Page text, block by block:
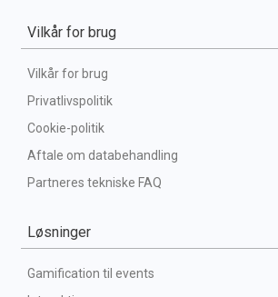
Vilkår for brug
Vilkår for brug
Privatlivspolitik
Cookie-politik
Aftale om databehandling
Partneres tekniske FAQ
Løsninger
Gamification til events